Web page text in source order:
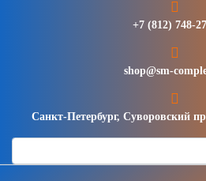
+7 (812) 748-
shop@sm-
Санкт-Петербург, Суворовский